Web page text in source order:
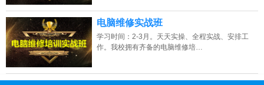
电脑维修实战班
学习时间：2-3月。天天实操、全程实战、安排工
作。我校拥有齐备的电脑维修培…